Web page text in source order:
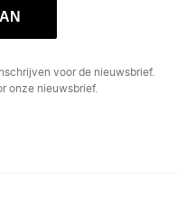
voor de nieuwsbrief.
onze nieuwsbrief.